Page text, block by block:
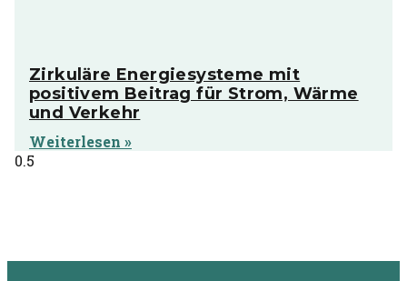
Zirkuläre Energiesysteme mit
positivem Beitrag für Strom, Wärme
und Verkehr
Weiterlesen »